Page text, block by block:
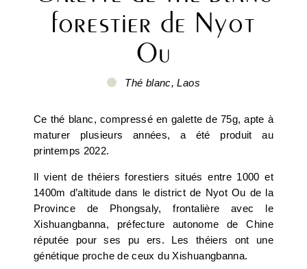
forestier de Nyot
Ou
Thé blanc, Laos
Ce thé blanc, compressé en galette de 75g, apte à
maturer plusieurs années, a été produit au
printemps 2022.
Il vient de théiers forestiers situés entre 1000 et
1400m d’altitude dans le district de Nyot Ou de la
Province de Phongsaly, frontalière avec le
Xishuangbanna, préfecture autonome de Chine
réputée pour ses pu ers. Les théiers ont une
génétique proche de ceux du Xishuangbanna.